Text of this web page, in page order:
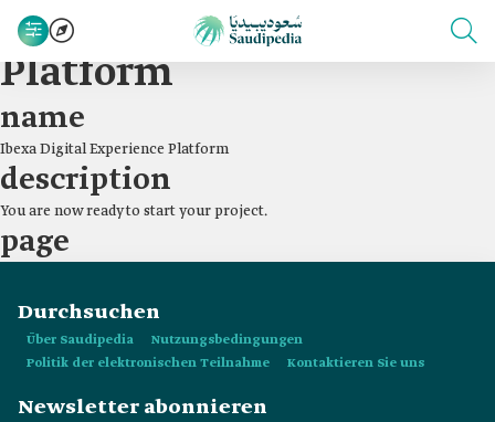
Ibexa Digital Experience
Platform
name
Ibexa Digital Experience Platform
description
You are now ready to start your project.
page
Durchsuchen
Über Saudipedia
Nutzungsbedingungen
Politik der elektronischen Teilnahme
Kontaktieren Sie uns
Newsletter abonnieren